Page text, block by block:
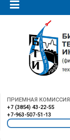
ПРИЕМНАЯ КОМИССИЯ
+7 (3854) 43-22-55
+7-963-507-51-13